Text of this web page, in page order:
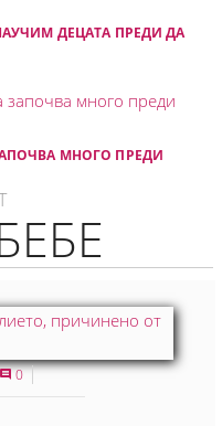
ДЕЦАТА ПРЕДИ ДА
МНОГО ПРЕДИ
0